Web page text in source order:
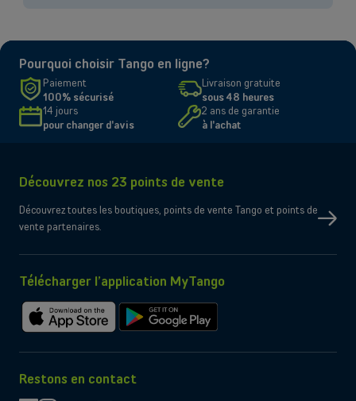
vous conseiller par l'un de nos experts commerciaux lors d'un rendez-
vous dédié.
Contacter un conseiller
Connectivité
eSIM uniquement
Port micro-SD
Bluetooth
NFC
Pourquoi choisir Tango en ligne?
Paiement
100% sécurisé
Livraison gratuite
sous 48 heures
14 jours
pour changer d'avis
2 ans de garantie
à l'achat
Découvrez nos 23 points de vente
Découvrez toutes les boutiques, points de vente Tango et points de
vente partenaires.
Télécharger l’application MyTango
sur
Store
sur
Play
Restons en contact